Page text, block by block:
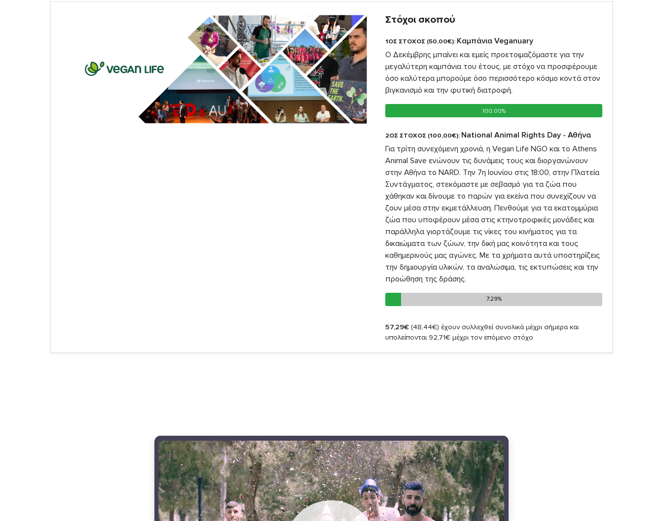
Στόχοι σκοπού
1ΟΣ ΣΤΟΧΟΣ (50,00€): Καμπάνια Veganuary
Ο Δεκέμβρης μπαίνει και εμείς προετοιμαζόμαστε για την
μεγαλύτερη καμπάνια του έτους, με στόχο να προσφέρουμε
όσο καλύτερα μπορούμε όσο περισσότερο κόσμο κοντά στον
βιγκανισμό και την φυτική διατροφή.
100.00%
100.00%
2ΟΣ ΣΤΟΧΟΣ (100,00€): National Animal Rights Day - Αθήνα
Για τρίτη συνεχόμενη χρονιά, η Vegan Life NGO και το Athens
Animal Save ενώνουν τις δυνάμεις τους και διοργανώνουν
στην Αθήνα το NARD. Την 7η Ιουνίου στις 18:00, στην Πλατεία
Συντάγματος, στεκόμαστε με σεβασμό για τα ζώα που
χάθηκαν και δίνουμε το παρών για εκείνα που συνεχίζουν να
ζουν μέσα στην εκμετάλλευση. Πενθούμε για τα εκατομμύρια
ζώα που υποφέρουν μέσα στις κτηνοτροφικές μονάδες και
παράλληλα γιορτάζουμε τις νίκες του κινήματος για τα
δικαιώματα των ζώων, την δική μας κοινότητα και τους
καθημερινούς μας αγώνες. Με τα χρήματα αυτά υποστηρίζεις
την δημιουργία υλικών, τα αναλώσιμα, τις εκτυπώσεις και την
προώθηση της δράσης.
7.29%
7.29%
57,29€ (48,44€) έχουν συλλεχθεί συνολικά μέχρι σήμερα και
υπολείπονται 92,71€ μέχρι τον επόμενο στόχο